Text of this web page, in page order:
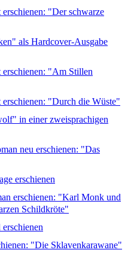
"Der schwarze
als Hardcover-Ausgabe
"Am Stillen
"Durch die Wüste"
in einer zweisprachigen
neu erschienen: "Das
erschienen
erschienen: "Karl Monk und
Schildkröte"
"Die Sklavenkarawane"